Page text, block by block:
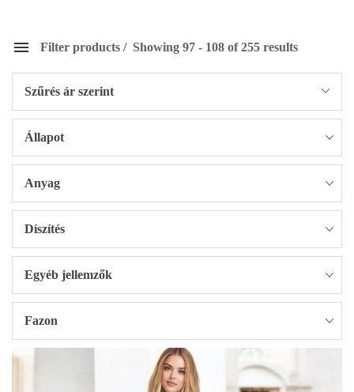
Filter products Showing 97 - 108 of 255 results
Szűrés ár szerint
Állapot
Anyag
Díszítés
Egyéb jellemzők
Fazon